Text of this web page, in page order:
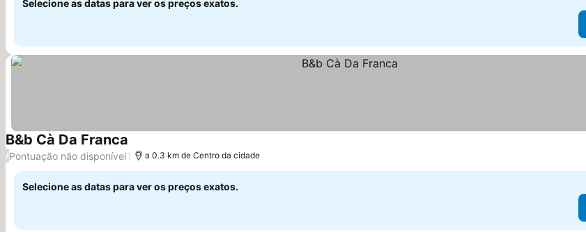
Selecione as datas para ver os preços exatos.
B&b Cà Da Franca
/Pontuação não disponível a 0.3 km de Centro da cidade
Selecione as datas para ver os preços exatos.